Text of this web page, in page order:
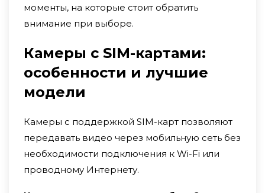
моменты, на которые стоит обратить
внимание при выборе.
Камеры с SIM-картами:
особенности и лучшие
модели
Камеры с поддержкой SIM-карт позволяют
передавать видео через мобильную сеть без
необходимости подключения к Wi-Fi или
проводному Интернету.